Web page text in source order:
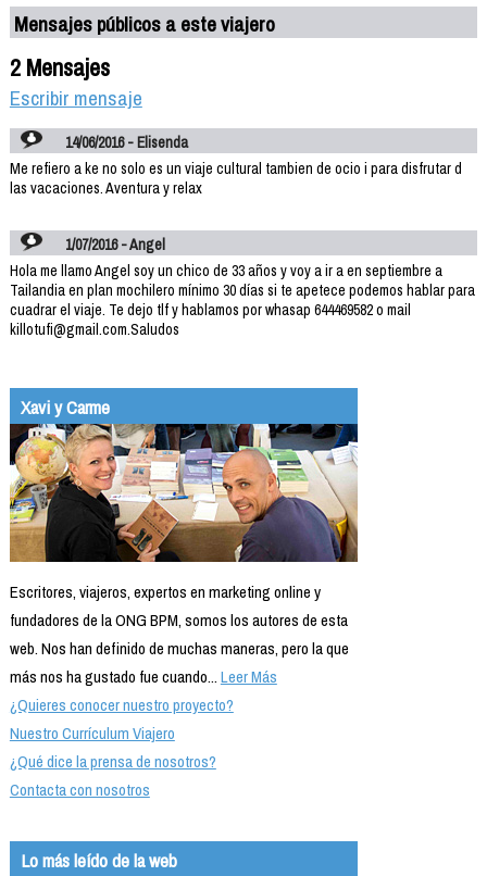
Mensajes públicos a este viajero
2 Mensajes
Escribir mensaje
14/06/2016 - Elisenda
Me refiero a ke no solo es un viaje cultural tambien de ocio i para disfrutar d
las vacaciones. Aventura y relax
1/07/2016 - Angel
Hola me llamo Angel soy un chico de 33 años y voy a ir a en septiembre a
Tailandia en plan mochilero mínimo 30 días si te apetece podemos hablar para
cuadrar el viaje. Te dejo tlf y hablamos por whasap 644469582 o mail
killotufi@gmail.com.Saludos
Xavi y Carme
Escritores, viajeros, expertos en marketing online y
fundadores de la ONG BPM, somos los autores de esta
web. Nos han definido de muchas maneras, pero la que
más nos ha gustado fue cuando...Leer Más
¿Quieres conocer nuestro proyecto?
Nuestro Currículum Viajero
¿Qué dice la prensa de nosotros?
Contacta con nosotros
Lo más leído de la web